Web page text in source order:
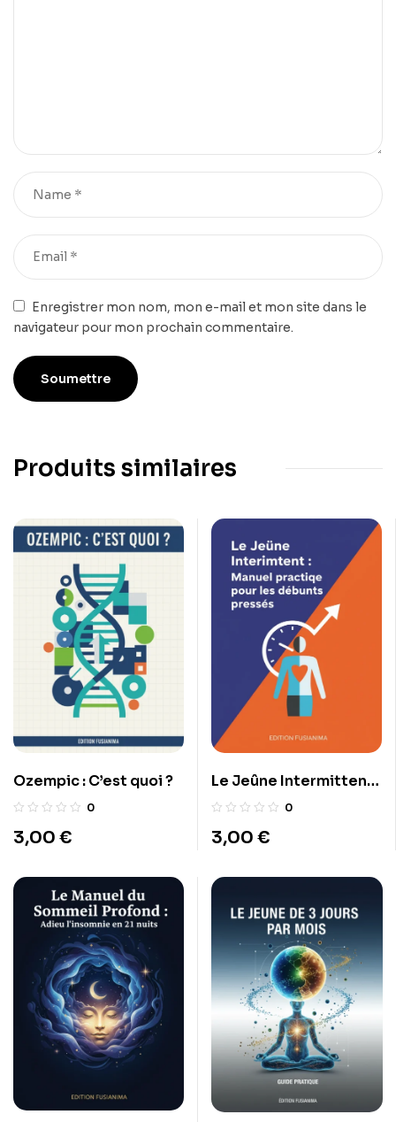
Enregistrer mon nom, mon e-mail et mon site dans le
navigateur pour mon prochain commentaire.
Produits similaires
Ozempic : C’est quoi ?
0
3,00 €
Le Jeûne Intermittent :
Manuel pratique pour
0
3,00 €